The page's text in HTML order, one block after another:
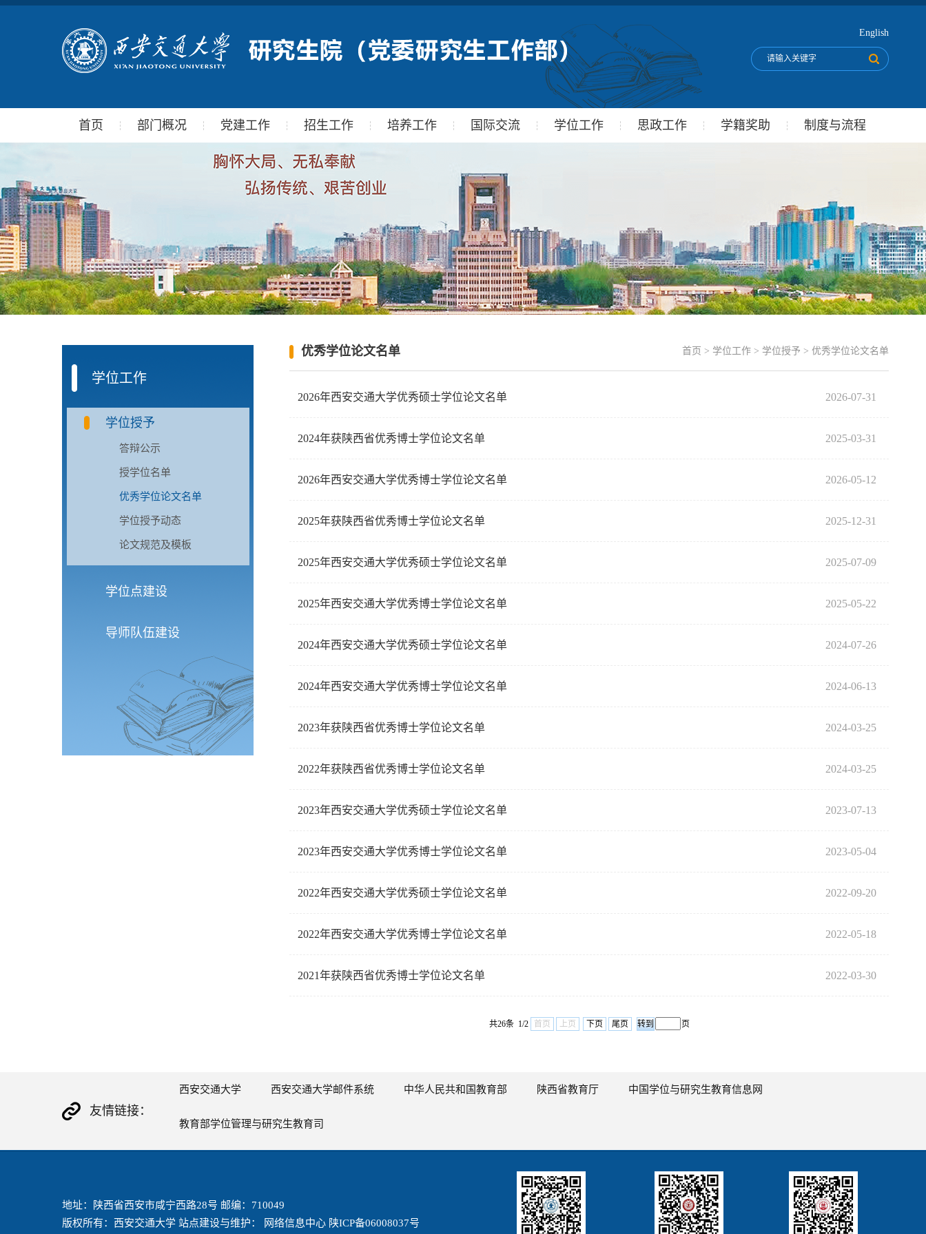
English
首页 部门概况 党建工作 招生工作 培养工作 国际交流 学位工作 思政工作 学籍奖助 制度与流程
学位工作
学位授予
答辩公示
授学位名单
优秀学位论文名单
学位授予动态
论文规范及模板
学位点建设
导师队伍建设
首页 > 学位工作 > 学位授予 > 优秀学位论文名单
优秀学位论文名单
2026-07-31
2026年西安交通大学优秀硕士学位论文名单
2025-03-31
2024年获陕西省优秀博士学位论文名单
2026-05-12
2026年西安交通大学优秀博士学位论文名单
2025-12-31
2025年获陕西省优秀博士学位论文名单
2025-07-09
2025年西安交通大学优秀硕士学位论文名单
2025-05-22
2025年西安交通大学优秀博士学位论文名单
2024-07-26
2024年西安交通大学优秀硕士学位论文名单
2024-06-13
2024年西安交通大学优秀博士学位论文名单
2024-03-25
2023年获陕西省优秀博士学位论文名单
2024-03-25
2022年获陕西省优秀博士学位论文名单
2023-07-13
2023年西安交通大学优秀硕士学位论文名单
2023-05-04
2023年西安交通大学优秀博士学位论文名单
2022-09-20
2022年西安交通大学优秀硕士学位论文名单
2022-05-18
2022年西安交通大学优秀博士学位论文名单
2022-03-30
2021年获陕西省优秀博士学位论文名单
共26条 1/2 首页 上页 下页 尾页 页
友情链接：
西安交通大学 西安交通大学邮件系统 中华人民共和国教育部 陕西省教育厅 中国学位与研究生教育信息网
教育部学位管理与研究生教育司
地址：陕西省西安市咸宁西路28号 邮编：710049
版权所有：西安交通大学 站点建设与维护： 网络信息中心 陕ICP备06008037号